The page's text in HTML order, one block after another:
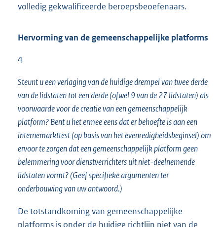
volledig gekwalificeerde beroepsbeoefenaars.
Hervorming van de gemeenschappelijke platforms
4
Steunt u een verlaging van de huidige drempel van twee derde
van de lidstaten tot een derde (ofwel 9 van de 27 lidstaten) als
voorwaarde voor de creatie van een gemeenschappelijk
platform? Bent u het ermee eens dat er behoefte is aan een
internemarkttest (op basis van het evenredigheidsbeginsel) om
ervoor te zorgen dat een gemeenschappelijk platform geen
belemmering voor dienstverrichters uit niet-deelnemende
lidstaten vormt? (Geef specifieke argumenten ter
onderbouwing van uw antwoord.)
De totstandkoming van gemeenschappelijke
platforms is onder de huidige richtlijn niet van de